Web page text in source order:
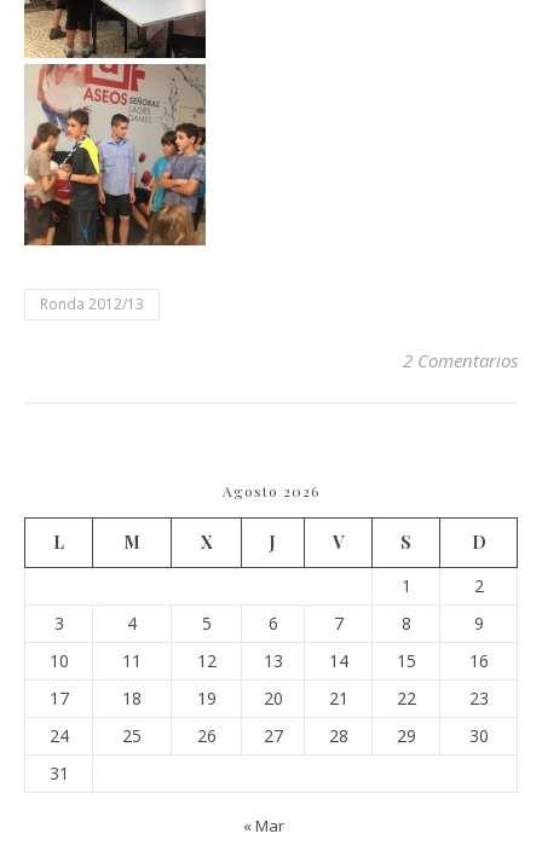
Ronda 2012/13
2 Comentarios
Agosto 2026
L M X J V S
D
1
2
3
4 5 6 7 8
9
10
11 12 13 14 15
16
17
18 19 20 21 22
23
24
25 26 27 28 29
30
31
« Mar